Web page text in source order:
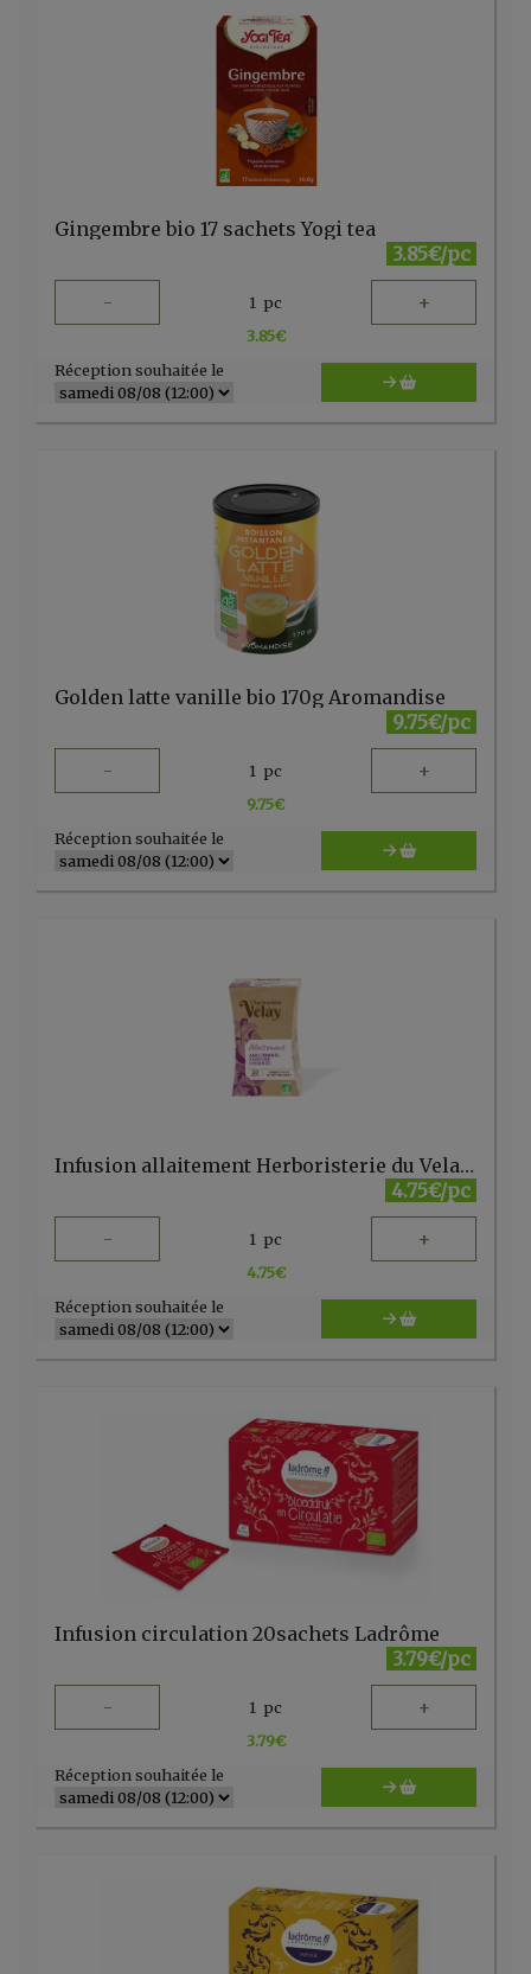
Gingembre bio 17 sachets Yogi tea
3.85€/pc
- 1 pc +
3.85€
Réception souhaitée le
Golden latte vanille bio 170g Aromandise
9.75€/pc
- 1 pc +
9.75€
Réception souhaitée le
Infusion allaitement Herboristerie du Velay 20 sachets
4.75€/pc
- 1 pc +
4.75€
Réception souhaitée le
Infusion circulation 20sachets Ladrôme
3.79€/pc
- 1 pc +
3.79€
Réception souhaitée le